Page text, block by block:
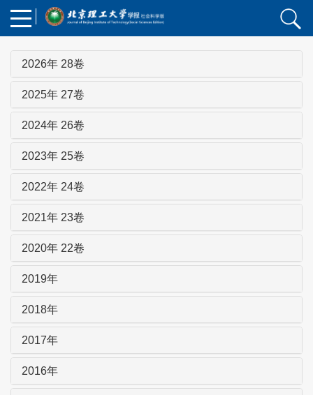
2026年 28卷
2025年 27卷
2024年 26卷
2023年 25卷
2022年 24卷
2021年 23卷
2020年 22卷
2019年
2018年
2017年
2016年